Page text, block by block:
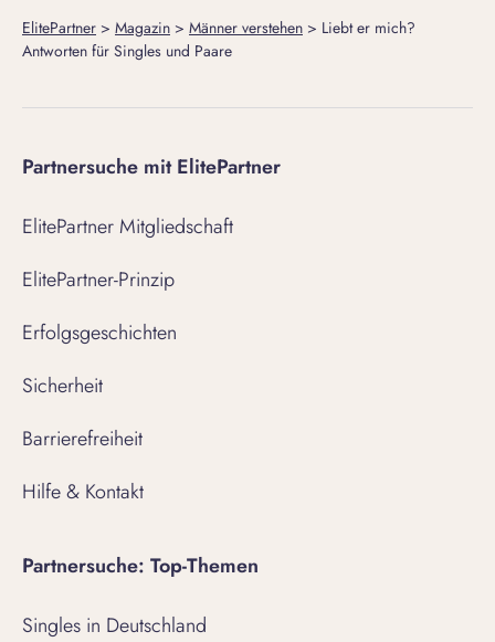
ElitePartner > Magazin > Männer verstehen > Liebt er mich?
Antworten für Singles und Paare
Partnersuche mit ElitePartner
ElitePartner Mitgliedschaft
ElitePartner-Prinzip
Erfolgsgeschichten
Sicherheit
Barrierefreiheit
Hilfe & Kontakt
Partnersuche: Top-Themen
Singles in Deutschland